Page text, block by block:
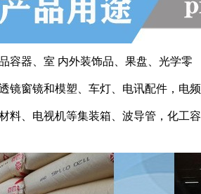
容器、室 内外装饰品、果盘、光学零
镜窗镜和模塑、车灯、电讯配件，电频
料、电视机等集装箱、波导管，化工容